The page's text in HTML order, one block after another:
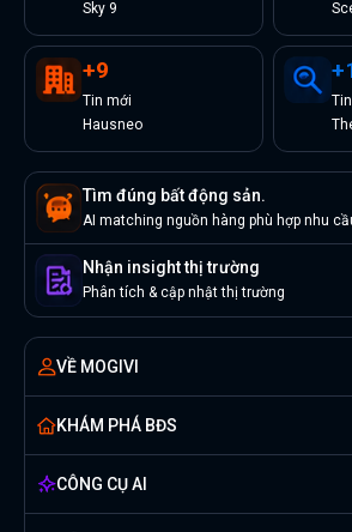
Sky 9
+9
Tin mới
Hausneo
+
Tin
Tìm đúng bất động sản.
AI matching nguồn hàng phù hợp nhu
Nhận insight thị trường
Phân tích & cập nhật thị trường
VỀ MOGIVI
KHÁM PHÁ BĐS
CÔNG CỤ AI